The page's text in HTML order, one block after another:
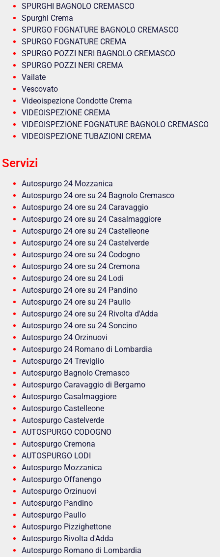
SPURGHI BAGNOLO CREMASCO
Spurghi Crema
SPURGO FOGNATURE BAGNOLO CREMASCO
SPURGO FOGNATURE CREMA
SPURGO POZZI NERI BAGNOLO CREMASCO
SPURGO POZZI NERI CREMA
Vailate
Vescovato
Videoispezione Condotte Crema
VIDEOISPEZIONE CREMA
VIDEOISPEZIONE FOGNATURE BAGNOLO CREMASCO
VIDEOISPEZIONE TUBAZIONI CREMA
Servizi
Autospurgo 24 Mozzanica
Autospurgo 24 ore su 24 Bagnolo Cremasco
Autospurgo 24 ore su 24 Caravaggio
Autospurgo 24 ore su 24 Casalmaggiore
Autospurgo 24 ore su 24 Castelleone
Autospurgo 24 ore su 24 Castelverde
Autospurgo 24 ore su 24 Codogno
Autospurgo 24 ore su 24 Cremona
Autospurgo 24 ore su 24 Lodi
Autospurgo 24 ore su 24 Pandino
Autospurgo 24 ore su 24 Paullo
Autospurgo 24 ore su 24 Rivolta d'Adda
Autospurgo 24 ore su 24 Soncino
Autospurgo 24 Orzinuovi
Autospurgo 24 Romano di Lombardia
Autospurgo 24 Treviglio
Autospurgo Bagnolo Cremasco
Autospurgo Caravaggio di Bergamo
Autospurgo Casalmaggiore
Autospurgo Castelleone
Autospurgo Castelverde
AUTOSPURGO CODOGNO
Autospurgo Cremona
AUTOSPURGO LODI
Autospurgo Mozzanica
Autospurgo Offanengo
Autospurgo Orzinuovi
Autospurgo Pandino
Autospurgo Paullo
Autospurgo Pizzighettone
Autospurgo Rivolta d'Adda
Autospurgo Romano di Lombardia